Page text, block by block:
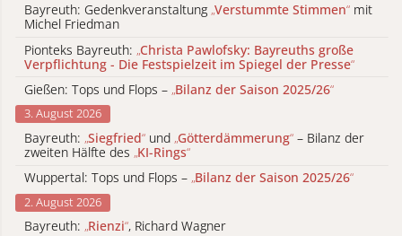
Bayreuth: Gedenkveranstaltung „Verstummte Stimmen“ mit
Michel Friedman
Pionteks Bayreuth: „Christa Pawlofsky: Bayreuths große
Verpflichtung - Die Festspielzeit im Spiegel der Presse“
Gießen: Tops und Flops – „Bilanz der Saison 2025/26“
3. August 2026
Bayreuth: „Siegfried“ und „Götterdämmerung“ – Bilanz der
zweiten Hälfte des „KI-Rings“
Wuppertal: Tops und Flops – „Bilanz der Saison 2025/26“
2. August 2026
Bayreuth: „Rienzi“, Richard Wagner